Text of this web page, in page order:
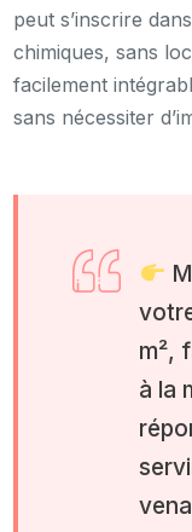
peut s’inscrire
chimiques, sans
facilement
sans nécessiter
m²,
à la